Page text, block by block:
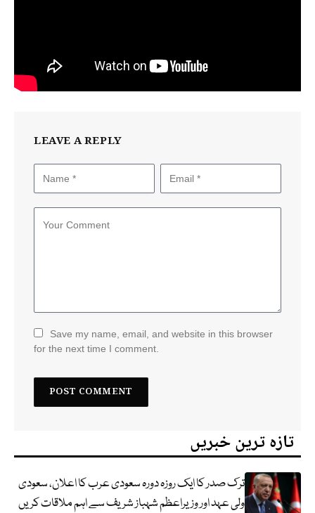
LEAVE A REPLY
Save my name, email, and website in this browser
for the next time I comment.
تازہ ترین خبریں
ترک صدر کا ایک روزہ دورہ سعودی عرب کا اعلان، سعودی
ولی عہد اور وزیراعظم شہباز شریف سے اہم ملاقات کریں